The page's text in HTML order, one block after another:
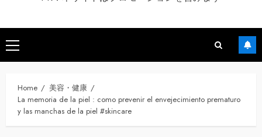
Primary
Menu
Home
美容・健康
La memoria de la piel : como prevenir el envejecimiento prematuro
y las manchas de la piel #skincare